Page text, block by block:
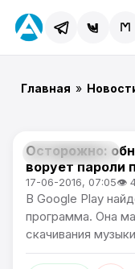
Главная »
Происшествия
Осторожно:
ворует пароли
17-06-2016, 07:05👁
В Google Play
программа. Она
скачивания